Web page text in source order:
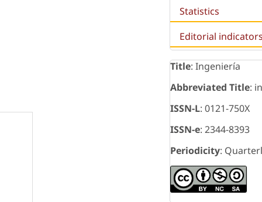
Statistics
Editorial
Title: Ingeniería
Abbreviated Title:
ISSN-L: 0121-750X
ISSN-e: 2344-8393
Periodicity: